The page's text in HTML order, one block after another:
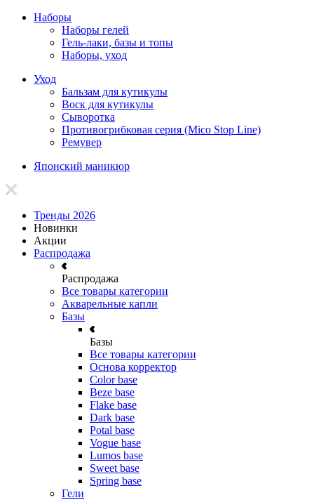
Наборы
Наборы гелей
Гель-лаки, базы и топы
Наборы, уход
Уход
Бальзам для кутикулы
Воск для кутикулы
Сыворотка
Противогрибковая серия (Mico Stop Line)
Ремувер
Японский маникюр
Тренды 2026
Новинки
Акции
Распродажа
Распродажа
Все товары категории
Акварельные капли
Базы
Базы
Все товары категории
Основа корректор
Color base
Beze base
Flake base
Dark base
Potal base
Vogue base
Lumos base
Sweet base
Spring base
Гели